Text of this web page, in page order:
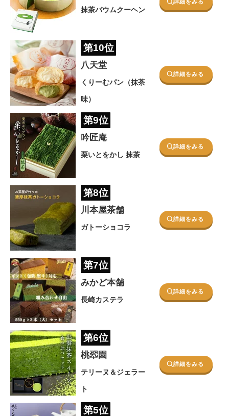
抹茶バウムクーヘン
詳細をみる
第10位
八天堂
くりーむパン（抹茶
味）
詳細をみる
第9位
吟匠庵
栗いとをかし 抹茶
詳細をみる
第8位
川本屋茶舗
ガトーショコラ
詳細をみる
第7位
みかど本舗
長崎カステラ
詳細をみる
第6位
桃翆園
テリーヌ＆ジェラー
ト
詳細をみる
第5位